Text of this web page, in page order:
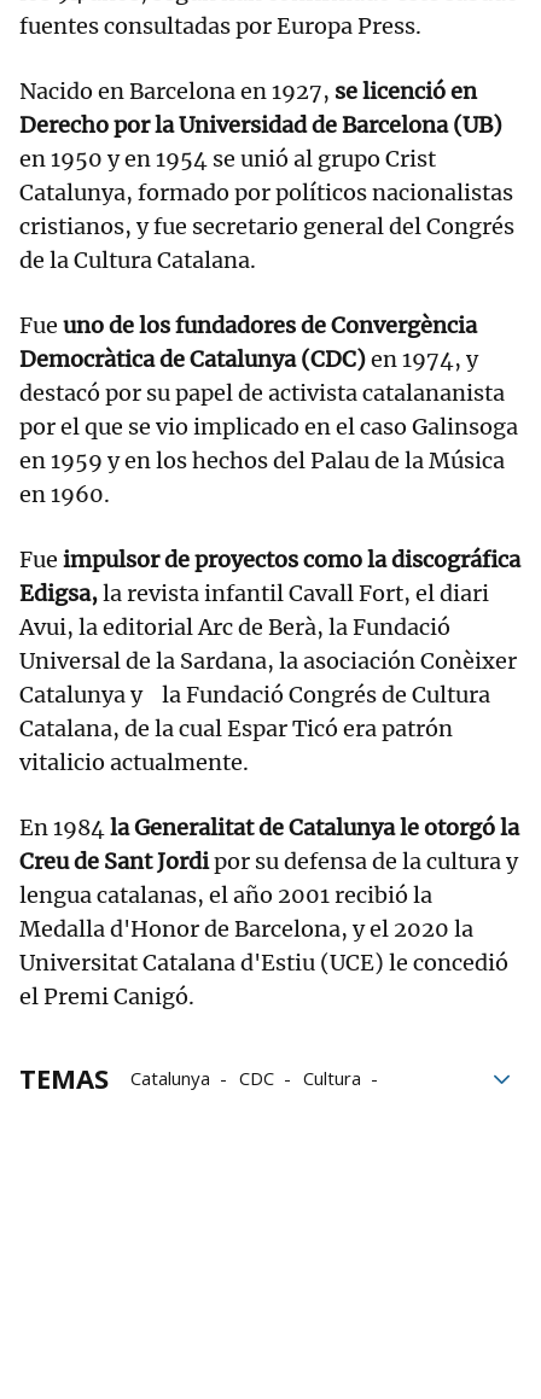
fuentes consultadas por Europa Press.
Nacido en Barcelona en 1927, se licenció en
Derecho por la Universidad de Barcelona (UB)
en 1950 y en 1954 se unió al grupo Crist
Catalunya, formado por políticos nacionalistas
cristianos, y fue secretario general del Congrés
de la Cultura Catalana.
Fue uno de los fundadores de Convergència
Democràtica de Catalunya (CDC)en 1974, y
destacó por su papel de activista catalananista
por el que se vio implicado en el caso Galinsoga
en 1959 y en los hechos del Palau de la Música
en 1960.
Fue impulsor de proyectos como la discográfica
Edigsa,la revista infantil Cavall Fort, el diari
Avui, la editorial Arc de Berà, la Fundació
Universal de la Sardana, la asociación Conèixer
Catalunya y la Fundació Congrés de Cultura
Catalana, de la cual Espar Ticó era patrón
vitalicio actualmente.
En 1984la Generalitat de Catalunya le otorgó la
Creu de Sant Jordipor su defensa de la cultura y
lengua catalanas, el año 2001 recibió la
Medalla d'Honor de Barcelona, y el 2020 la
Universitat Catalana d'Estiu (UCE) le concedió
el Premi Canigó.
TEMAS Catalunya CDC
Cultura